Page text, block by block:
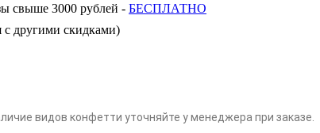
свыше 3000 рублей - БЕСПЛАТНО
другими скидками)
видов конфетти уточняйте у менеджера при заказе.